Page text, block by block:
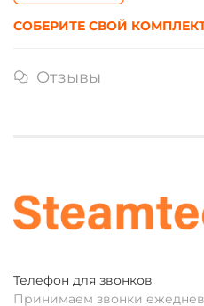
СОБЕРИТЕ СВОЙ
Отзывы
Телефон для звонков
Принимаем звонки